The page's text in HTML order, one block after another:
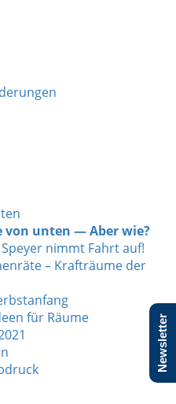
von unten — Aber wie?
nimmt Fahrt auf!
– Krafträume der
für Räume
Newsletter